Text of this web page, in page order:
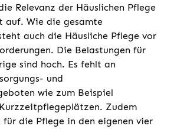
Relevanz der Häuslichen Pflege
auf. Wie die gesamte
auch die Häusliche Pflege vor
Die Belastungen für
sind hoch. Es fehlt an
und
wie zum Beispiel
Zudem
die Pflege in den eigenen vier